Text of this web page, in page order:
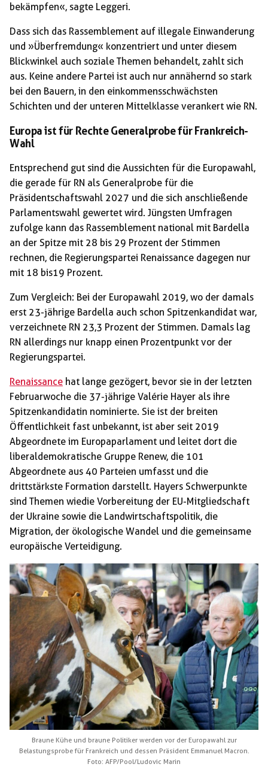
bekämpfen«, sagte Leggeri.
Dass sich das Rassemblement auf illegale Einwanderung
und »Überfremdung« konzentriert und unter diesem
Blickwinkel auch soziale Themen behandelt, zahlt sich
aus. Keine andere Partei ist auch nur annähernd so stark
bei den Bauern, in den einkommensschwächsten
Schichten und der unteren Mittelklasse verankert wie RN.
Europa ist für Rechte Generalprobe für Frankreich-
Wahl
Entsprechend gut sind die Aussichten für die Europawahl,
die gerade für RN als Generalprobe für die
Präsidentschaftswahl 2027 und die sich anschließende
Parlamentswahl gewertet wird. Jüngsten Umfragen
zufolge kann das Rassemblement national mit Bardella
an der Spitze mit 28 bis 29 Prozent der Stimmen
rechnen, die Regierungspartei Renaissance dagegen nur
mit 18 bis19 Prozent.
Zum Vergleich: Bei der Europawahl 2019, wo der damals
erst 23-jährige Bardella auch schon Spitzenkandidat war,
verzeichnete RN 23,3 Prozent der Stimmen. Damals lag
RN allerdings nur knapp einen Prozentpunkt vor der
Regierungspartei.
Renaissance hat lange gezögert, bevor sie in der letzten
Februarwoche die 37-jährige Valérie Hayer als ihre
Spitzenkandidatin nominierte. Sie ist der breiten
Öffentlichkeit fast unbekannt, ist aber seit 2019
Abgeordnete im Europaparlament und leitet dort die
liberaldemokratische Gruppe Renew, die 101
Abgeordnete aus 40 Parteien umfasst und die
drittstärkste Formation darstellt. Hayers Schwerpunkte
sind Themen wiedie Vorbereitung der EU-Mitgliedschaft
der Ukraine sowie die Landwirtschaftspolitik, die
Migration, der ökologische Wandel und die gemeinsame
europäische Verteidigung.
Braune Kühe und braune Politiker werden vor der Europawahl zur
Belastungsprobe für Frankreich und dessen Präsident Emmanuel Macron.
Foto: AFP/Pool/Ludovic Marin